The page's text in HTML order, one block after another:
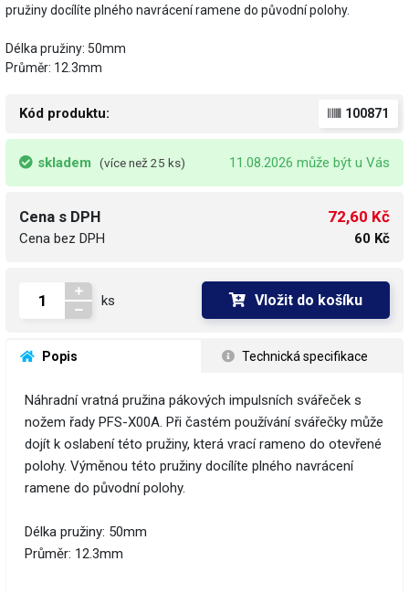
pružiny docílíte plného navrácení ramene do původní polohy.
Délka pružiny: 50mm
Průměr: 12.3mm
Kód produktu: 100871
skladem (více než 25 ks) 11.08.2026 může být u Vás
Cena s DPH
Cena bez DPH
72,60 Kč
60 Kč
ks Vložit do košíku
Popis Technická specifikace
Náhradní vratná pružina pákových impulsních svářeček s
nožem řady PFS-X00A. Při častém používání svářečky může
dojít k oslabení této pružiny, která vrací rameno do otevřené
polohy. Výměnou této pružiny docílíte plného navrácení
ramene do původní polohy.
Délka pružiny: 50mm
Průměr: 12.3mm